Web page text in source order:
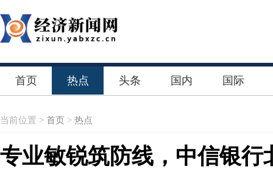
首页 热点 头条 国内 国际
当前位置 > 首页 > 热点
专业敏锐筑防线，中信银